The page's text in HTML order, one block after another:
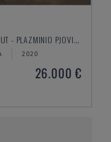
PLASMACUT - PLAZMINIO PJOVIMO MAŠINA
2020
26.000 €